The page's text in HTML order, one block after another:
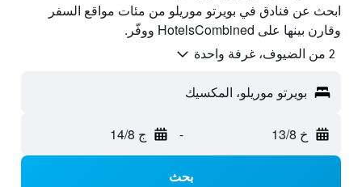
ابحث عن فنادق في بويرتو موريلو من مئات مواقع السفر
وقارن بينها على HotelsCombined ووفّر.
2 من الضيوف، غرفة واحدة
بويرتو موريلو، المكسيك
خ 13/8 - ج 14/8
بحث